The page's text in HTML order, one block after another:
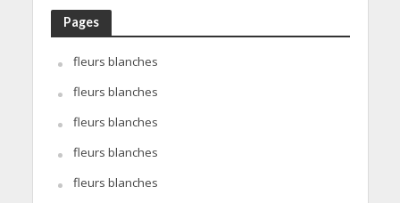
Pages
fleurs blanches
fleurs blanches
fleurs blanches
fleurs blanches
fleurs blanches